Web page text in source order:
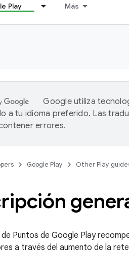
Play Más
Google utiliza
a tu idioma preferido. Las
errores.
Google Play Other Play
Puntos de Google Play
a través del aumento de la